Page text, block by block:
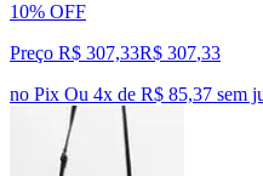
10% OFF
Preço R$ 307,33R$ 307,33
no Pix Ou 4x de R$ 85,37 sem